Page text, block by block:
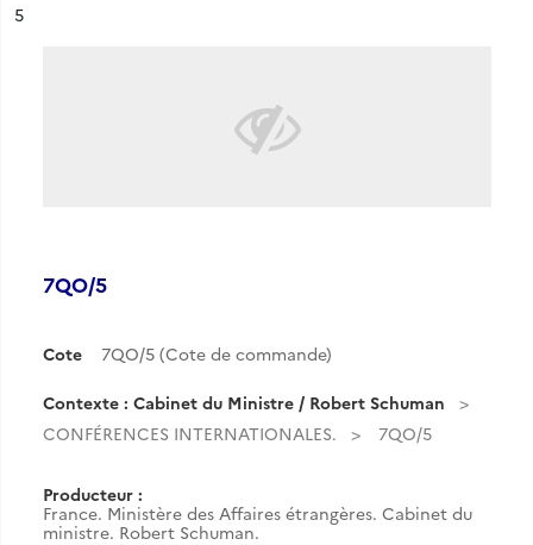
n°
5
7QO/5
Cote 7QO/5 (Cote de commande)
Contexte : Cabinet du Ministre / Robert Schuman
CONFÉRENCES INTERNATIONALES.
7QO/5
Producteur :
France. Ministère des Affaires étrangères. Cabinet du
ministre. Robert Schuman.